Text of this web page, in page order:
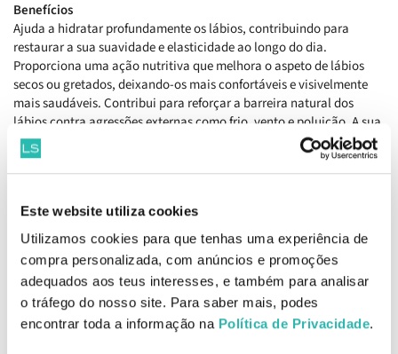
Este website utiliza cookies
Utilizamos cookies para que tenhas uma experiência de
compra personalizada, com anúncios e promoções
adequados aos teus interesses, e também para analisar
o tráfego do nosso site. Para saber mais, podes
encontrar toda a informação na Política de Privacidade.
Benefícios
Ajuda a hidratar profundamente os lábios, contribuindo para
restaurar a sua suavidade e elasticidade ao longo do dia.
Proporciona uma ação nutritiva que melhora o aspeto de lábios
secos ou gretados, deixando-os mais confortáveis e visivelmente
mais saudáveis. Contribui para reforçar a barreira natural dos
lábios contra agressões externas como frio, vento e poluição. A sua
textura confortável e não pegajosa permite reaplicação frequente,
mantendo os lábios protegidos, macios e com brilho natural.
Aplicar diretamente nos lábios sempre que necessário ao longo do
dia para hidratar, suavizar e proteger.
Ingredientes
Phytosteryl/Isostearyl/Cetyl/Stearyl/Behenyl Dimer Dilinoleate,
Polybutene, Triisostearyl Citrate, Argania Spinosa (Argan) Kernel
Oil, Pentaerythrityl Tetraisostearate, Butyrospermum Parkii (Shea)